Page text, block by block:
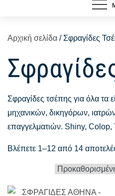
Αρχική σελίδα / Σφραγίδες
Σφραγίδες τσέπης για όλα τα
μηχανικών, δικηγόρων,
επαγγελματιών. Shiny,
Βλέπετε 1–12 από 14